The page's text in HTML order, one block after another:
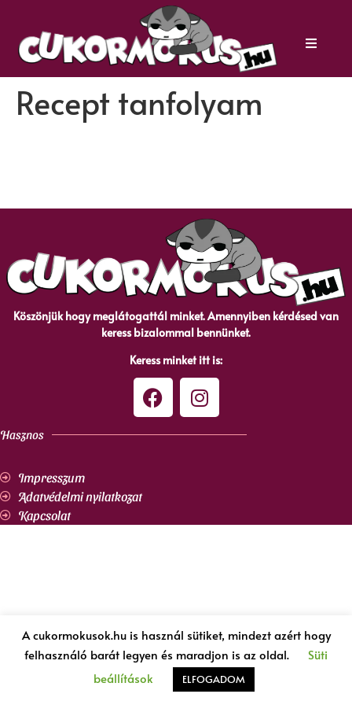
Recept tanfolyam
Köszönjük hogy meglátogattál minket. Amennyiben kérdésed van
keress bizalommal bennünket.
Keress minket itt is:
Hasznos
Impresszum
Adatvédelmi nyilatkozat
Kapcsolat
A cukormokusok.hu is használ sütiket, mindezt azért hogy
felhasználó barát legyen és maradjon is az oldal.
Süti
beállítások
ELFOGADOM